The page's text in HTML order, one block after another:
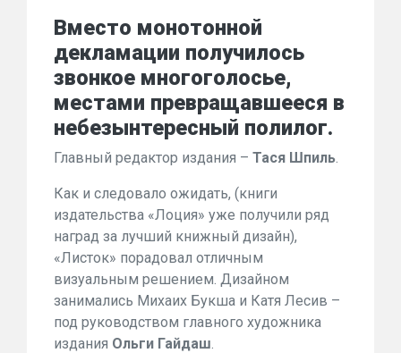
Вместо монотонной
декламации получилось
звонкое многоголосье,
местами превращавшееся в
небезынтересный полилог.
Главный редактор издания – Тася Шпиль.
Как и следовало ожидать, (книги
издательства «Лоция» уже получили ряд
наград за лучший книжный дизайн),
«Листок» порадовал отличным
визуальным решением. Дизайном
занимались Михаих Букша и Катя Лесив –
под руководством главного художника
издания Ольги Гайдаш.